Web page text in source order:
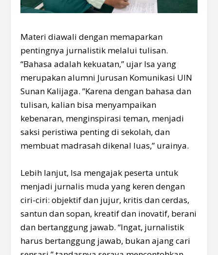
Materi diawali dengan memaparkan
pentingnya jurnalistik melalui tulisan.
“Bahasa adalah kekuatan,” ujar Isa yang
merupakan alumni Jurusan Komunikasi UIN
Sunan Kalijaga. ”Karena dengan bahasa dan
tulisan, kalian bisa menyampaikan
kebenaran, menginspirasi teman, menjadi
saksi peristiwa penting di sekolah, dan
membuat madrasah dikenal luas,” urainya.
Lebih lanjut, Isa mengajak peserta untuk
menjadi jurnalis muda yang keren dengan
ciri-ciri: objektif dan jujur, kritis dan cerdas,
santun dan sopan, kreatif dan inovatif, berani
dan bertanggung jawab. “Ingat, jurnalistik
harus bertanggung jawab, bukan ajang cari